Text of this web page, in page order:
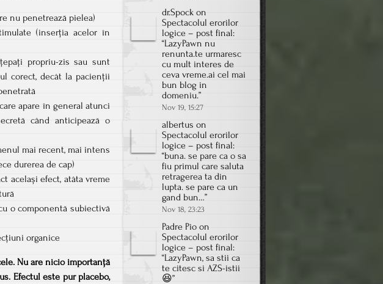
nu penetrează pielea)
(inserția acelor în
propriu-zis sau sunt
corect, decât la pacienții
apare în general atunci
când anticipează o
mai recent, mai intens
durerea de cap)
același efect, atâta vreme
o componentă subiectivă
organice
Nu are nicio importanță
Efectul este pur placebo,
dr.Spock on
Spectacolul erorilor
logice – post final:
“LazyPawn nu
renunta.te urmaresc
cu mult interes de
ceva vreme.ai cel mai
bun blog in
domeniu.”
Nov 19, 15:27
albertus on
Spectacolul erorilor
logice – post final:
“buna. se pare ca o sa
fiu primul care saluta
retragerea ta din
lupta. se pare ca un
gand bun…”
Nov 18, 23:23
Padre Pio on
Spectacolul erorilor
logice – post final:
“LazyPawn, sa stii ca
te citesc si AZS-istii
😆”